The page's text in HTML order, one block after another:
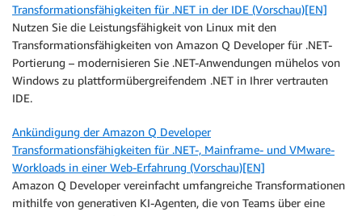
Transformationsfähigkeiten für .NET in der IDE (Vorschau)[EN]
Nutzen Sie die Leistungsfähigkeit von Linux mit den
Transformationsfähigkeiten von Amazon Q Developer für .NET-
Portierung – modernisieren Sie .NET-Anwendungen mühelos von
Windows zu plattformübergreifendem .NET in Ihrer vertrauten
IDE.
Ankündigung der Amazon Q Developer
Transformationsfähigkeiten für .NET-, Mainframe- und VMware-
Workloads in einer Web-Erfahrung (Vorschau)[EN]
Amazon Q Developer vereinfacht umfangreiche Transformationen
mithilfe von generativen KI-Agenten, die von Teams über eine